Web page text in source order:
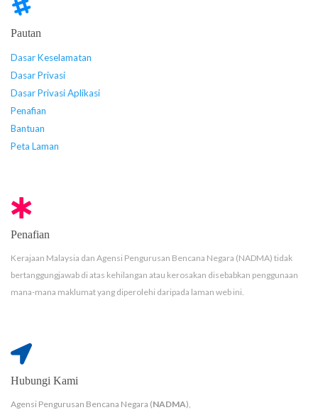
Pautan
Dasar Keselamatan
Dasar Privasi
Dasar Privasi Aplikasi
Penafian
Bantuan
Peta Laman
Penafian
Kerajaan Malaysia dan Agensi Pengurusan Bencana Negara (NADMA) tidak
bertanggungjawab di atas kehilangan atau kerosakan disebabkan penggunaan
mana-mana maklumat yang diperolehi daripada laman web ini.
Hubungi Kami
Agensi Pengurusan Bencana Negara (NADMA),